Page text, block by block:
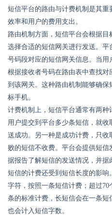
短信平台的路由与计费机制是其
效率和用户的费用支出。
路由机制方面，短信平台会根据目
选择合适的短信网关进行发送。平
号码段对应的短信网关信息。当
根据接收者号码在路由表中查找
到该网关。这种路由机制能够确保
标手机。
计费机制上，短信平台通常有两
用户提交到平台多少条短信，就
送成功。另一种是成功计费，只
败的短信不收费。平台会提供短
据报告了解短信的发送情况，并据
短信的计费还受到短信长度的影响
字符，按照一条短信计费；超过
条的标准计费，长短信会在一条
也会计入短信字数。